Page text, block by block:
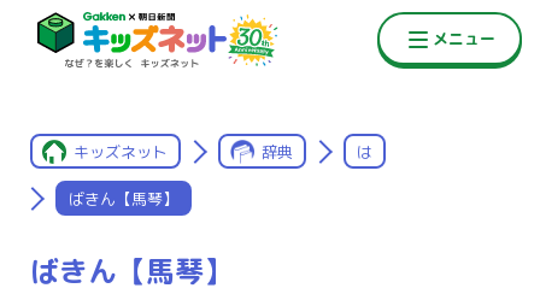
キッズネット 辞典 は
ばきん【馬琴】
ばきん【馬琴】